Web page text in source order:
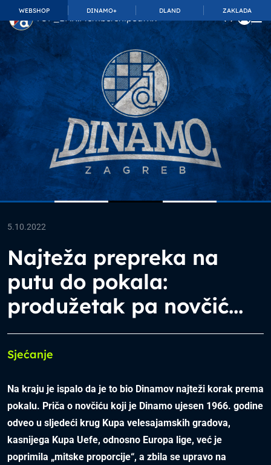
WEBSHOP DINAMO+ DLAND ZAKLADA
TOP_BAR.MembershipSuffix
5.10.2022
Najteža prepreka na
putu do pokala:
produžetak pa novčić...
Sjećanje
Na kraju je ispalo da je to bio Dinamov najteži korak prema
pokalu. Priča o novčiću koji je Dinamo ujesen 1966. godine
odveo u sljedeći krug Kupa velesajamskih gradova,
kasnijega Kupa Uefe, odnosno Europa lige, već je
poprimila „mitske proporcije“, a zbila se upravo na